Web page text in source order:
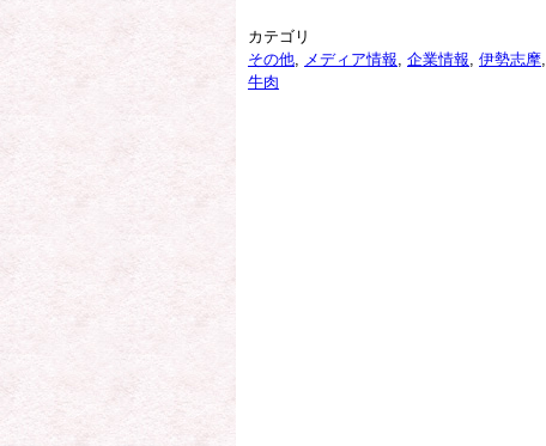
カテゴリ
その他, メディア情報, 企業情報, 伊勢志摩,
牛肉